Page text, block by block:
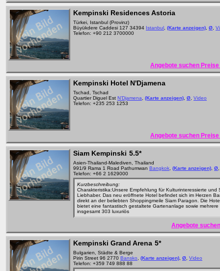
Kempinski Residences Astoria
Türkei, Istanbul (Provinz)
Büyükdere Caddesi 127 34394 Istanbul (Karte anzeigen) Ø
Telefon: +90 212 3700000
Angebote suchen
Kempinski Hotel N'Djamena
Tschad, Tschad
Quartier Diguel Est N’Djamena (Karte anzeigen) Ø Video
Telefon: +235 253 1253
Angebote suchen
Siam Kempinski 5.5*
Asien-Thailand-Malediven, Thailand
991/9 Rama 1 Road Pathumwan Bangkok (Karte anzeigen) Ø
Telefon: +66 2 1629000
Kurzbeschreibung:
Charakteristika:Unsere Empfehlung für Kulturinteressierte und
Liebhaber. Das neu eröffnete Hotel befindet sich im Herzen
direkt an der beliebten Shoppingmeile Siam Paragon. Die
bietet eine fantastisch gestaltete Gartenanlage sowie mehrere
insgesamt 303 luxuriös
Angebote
Kempinski Grand Arena 5*
Bulgarien, Städte & Berge
Pirin Street 96 2770 Bansko (Karte anzeigen) Ø Video
Telefon: +359 749 888 88